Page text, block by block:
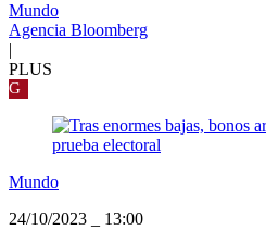
Mundo
Agencia Bloomberg
|
PLUS
G
Mundo
24/10/2023
13:00